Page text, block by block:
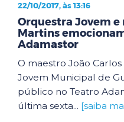
22/10/2017, às 13:16
Orquestra Jovem e
Martins
Adamastor
O maestro João
Jovem Municipal de
público no Teatro
última sexta... [saiba